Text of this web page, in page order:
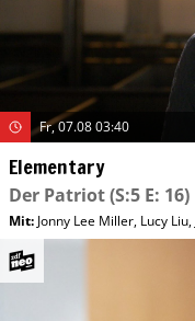
Fr, 07.08 03:40
Elementary
Der Patriot(S:5 E: 16)
Mit: Jonny Lee Miller, Lucy Liu,